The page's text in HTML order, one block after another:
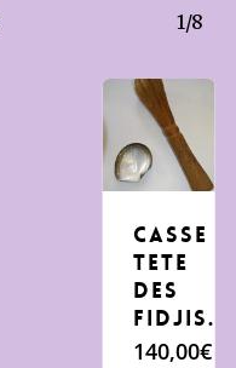
1/8
casse
tete
des
Fidjis.
140,00€